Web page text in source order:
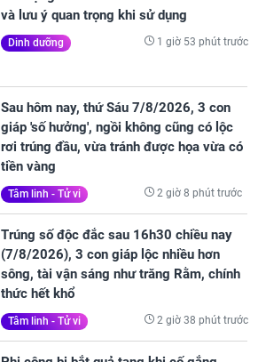
và lưu ý quan trọng khi sử dụng
Dinh dưỡng 1 giờ 53 phút trước
Sau hôm nay, thứ Sáu 7/8/2026, 3 con
giáp 'số hưởng', ngồi không cũng có lộc
rơi trúng đầu, vừa tránh được họa vừa có
tiền vàng
Tâm linh - Tử vi 2 giờ 8 phút trước
Trúng số độc đắc sau 16h30 chiều nay
(7/8/2026), 3 con giáp lộc nhiều hơn
sông, tài vận sáng như trăng Rằm, chính
thức hết khổ
Tâm linh - Tử vi 2 giờ 38 phút trước